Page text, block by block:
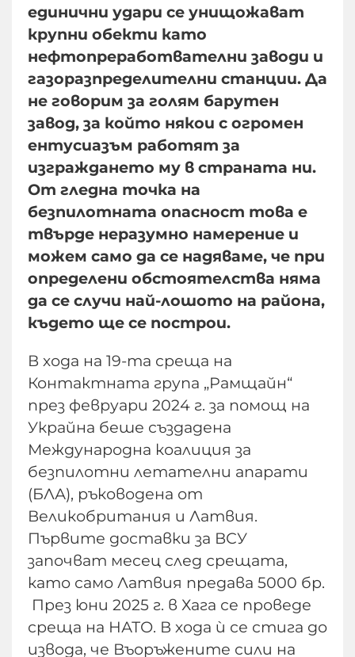
единични удари се унищожават
крупни обекти като
нефтопреработвателни заводи и
газоразпределителни станции. Да
не говорим за голям барутен
завод, за който някои с огромен
ентусиазъм работят за
изграждането му в страната ни.
От гледна точка на
безпилотната опасност това е
твърде неразумно намерение и
можем само да се надяваме, че при
определени обстоятелства няма
да се случи най-лошото на района,
където ще се построи.
В хода на 19-та среща на
Контактната група „Рамщайн“
през февруари 2024 г. за помощ на
Украйна беше създадена
Международна коалиция за
безпилотни летателни апарати
(БЛА), ръководена от
Великобритания и Латвия.
Първите доставки за ВСУ
започват месец след срещата,
като само Латвия предава 5000 бр.
През юни 2025 г. в Хага се проведе
среща на НАТО. В хода ѝ се стига до
извода, че Въоръжените сили на